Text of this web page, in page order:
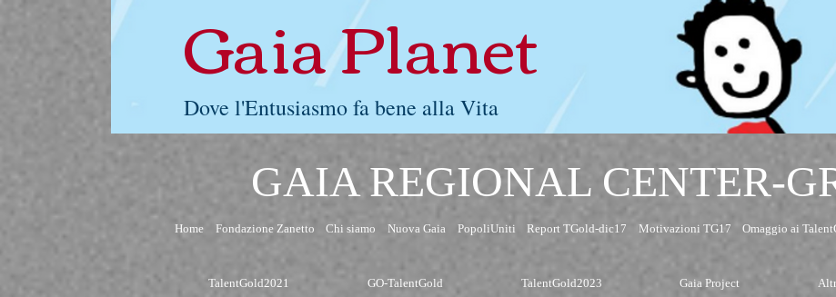
Gaia Planet
Dove l'Entusiasmo fa bene alla Vita
GAIA REGIONAL CENTER-
Home Fondazione Zanetto Chi siamo Nuova Gaia PopoliUniti Report TGold-dic17 Motivazioni TG17 Omaggio ai
TalentGold2021 GO-TalentGold TalentGold2023 Gaia Project